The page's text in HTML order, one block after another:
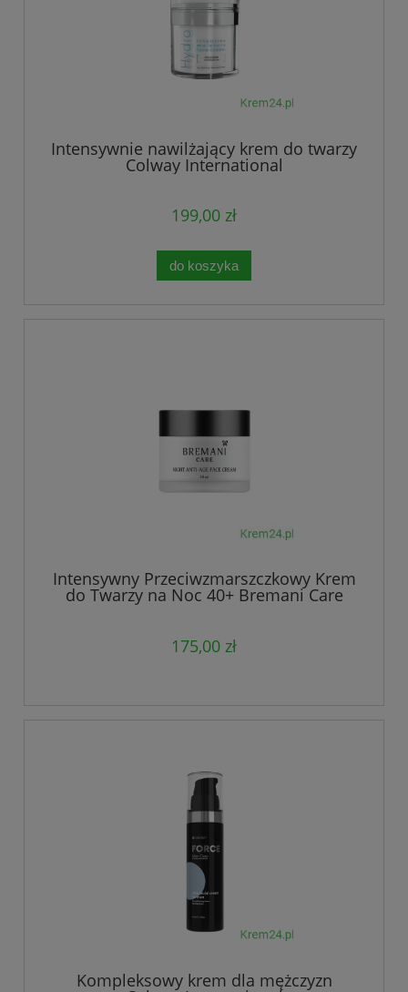
Intensywnie nawilżający krem do twarzy
Colway International
199,00 zł
do koszyka
Intensywny Przeciwzmarszczkowy Krem
do Twarzy na Noc 40+ Bremani Care
175,00 zł
Kompleksowy krem dla mężczyzn